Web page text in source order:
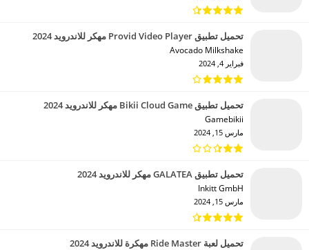
تحميل تطبيق Provid Video Player مهكر للاندرويد 2024
Avocado Milkshake‏
فبراير 4, 2024
تحميل تطبيق Bikii Cloud Game مهكر للاندرويد 2024
Gamebikii‏
مارس 15, 2024
تحميل تطبيق GALATEA مهكر للاندرويد 2024
Inkitt GmbH‏
مارس 15, 2024
تحميل لعبة Ride Master مهكرة للاندرويد 2024